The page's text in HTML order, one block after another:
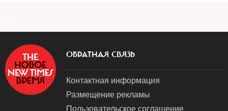
ОБРАТНАЯ СВЯЗЬ
Контактная информация
Размещение рекламы
Пользовательское соглашение